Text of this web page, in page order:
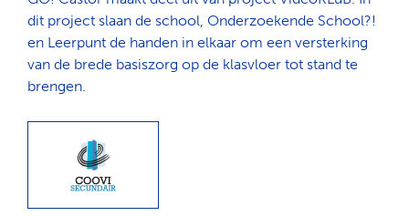
dit project slaan de school, Onderzoekende School?!
en Leerpunt de handen in elkaar om een versterking
van de brede basiszorg op de klasvloer tot stand te
brengen.